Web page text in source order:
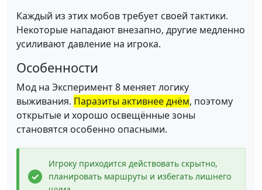
Каждый из этих мобов требует своей тактики.
Некоторые нападают внезапно, другие медленно
усиливают давление на игрока.
Особенности
Мод на Эксперимент 8 меняет логику
выживания. Паразиты активнее днём, поэтому
открытые и хорошо освещённые зоны
становятся особенно опасными.
Игроку приходится действовать скрытно,
планировать маршруты и избегать лишнего